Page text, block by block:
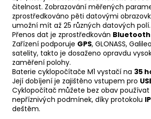
čitelnost. Zobrazování měřených
zprostředkováno pěti datovými
umožní mít až 25 různých datových polí.
Přenos dat je zprostředkován Bluetooth
Zařízení podporuje GPS, GLONASS,
satelity, takto je dosaženo opravdu
zaměření polohy.
Baterie cyklopočítače M1 vystačí na 35
Její dobíjení je zajištěno vstupem pro
Cyklopočítač můžete bez obav používat
nepříznivých podmínek, díky protokolu
deštěm.